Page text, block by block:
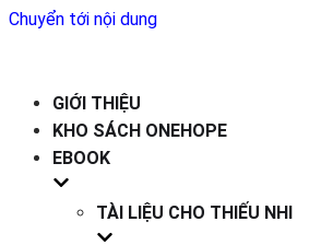
Chuyển tới nội dung
GIỚI THIỆU
KHO SÁCH ONEHOPE
EBOOK
TÀI LIỆU CHO THIẾU NHI